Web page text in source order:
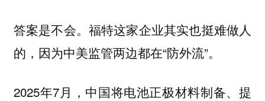
答案是不会。福特这家企业其实也挺难做人
的，因为中美监管两边都在“防外流”。
2025年7月，中国将电池正极材料制备、提